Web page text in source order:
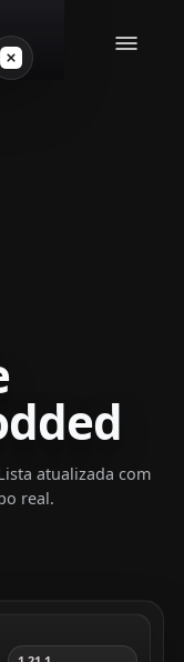
atualizada com
real.
rank,